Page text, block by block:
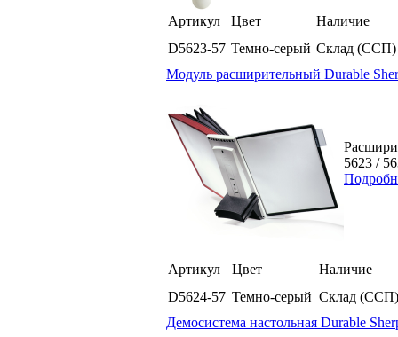
Артикул Цвет
Наличие
D5623-57 Темно-серый Склад (ССП)
Модуль расширительный Durable
5623 /
Артикул Цвет
Наличие
D5624-57 Темно-серый Склад (ССП)
Демосистема настольная Durable